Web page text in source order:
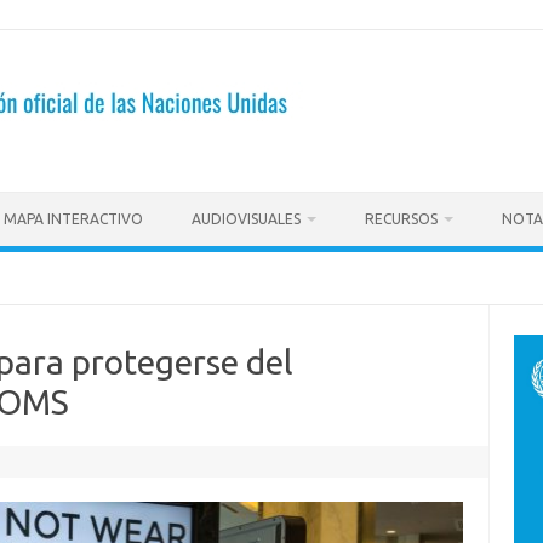
MAPA INTERACTIVO AUDIOVISUALES RECURSOS
protegerse del